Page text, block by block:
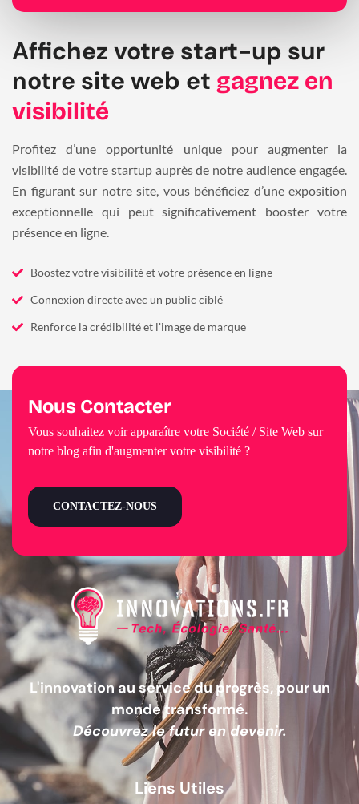
Affichez votre start-up sur
notre site web et gagnez en
visibilité
Profitez d’une opportunité unique pour augmenter la
visibilité de votre startup auprès de notre audience engagée.
En figurant sur notre site, vous bénéficiez d’une exposition
exceptionnelle qui peut significativement booster votre
présence en ligne.
Boostez votre visibilité et votre présence en ligne
Connexion directe avec un public ciblé
Renforce la crédibilité et l'image de marque
L'innovation au service du progrès, pour un
monde transformé.
Découvrez le futur en devenir.
Liens Utiles
Nous Contacter
Vous souhaitez voir apparaître votre Société / Site Web sur
notre blog afin d'augmenter votre visibilité ?
CONTACTEZ-NOUS